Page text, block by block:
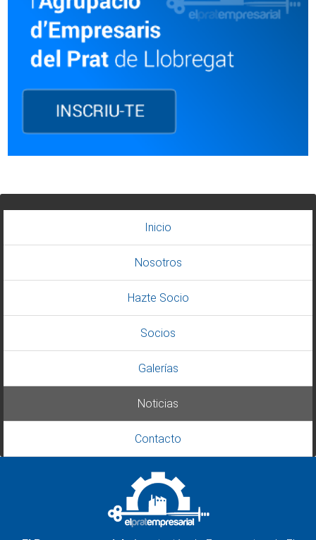
Inicio
Nosotros
Hazte Socio
Socios
Galerías
Noticias
Contacto